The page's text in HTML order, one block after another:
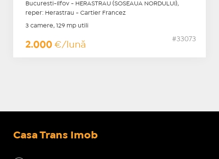
Bucuresti-Ilfov - HERASTRAU (SOSEAUA NORDULUI),
reper: Herastrau - Cartier Francez
3 camere, 129 mp utili
2.000 €/lună
#33073
Casa Trans Imob